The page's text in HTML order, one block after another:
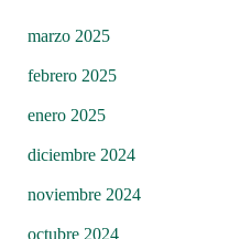
marzo 2025
febrero 2025
enero 2025
diciembre 2024
noviembre 2024
octubre 2024